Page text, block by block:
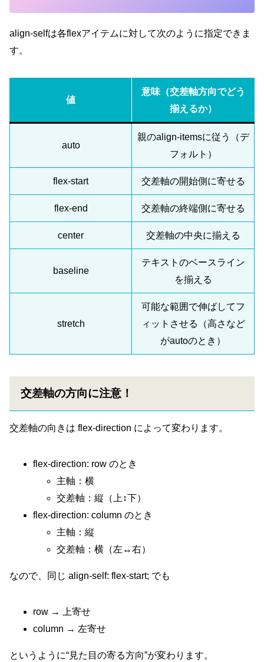
align-selfは各flexアイテムに対して次のように指定できま
す。
値
意味（交差軸方向でどう
揃えるか）
auto
親のalign-itemsに従う（デ
フォルト）
flex-start 交差軸の開始側に寄せる
flex-end 交差軸の終端側に寄せる
center 交差軸の中央に揃える
baseline
テキストのベースライン
を揃える
stretch
可能な範囲で伸ばしてフ
ィットさせる（高さなど
がautoのとき）
交差軸の方向に注意！
交差軸の向きは flex-direction によって変わります。
flex-direction: row のとき
主軸：横
交差軸：縦（上↕下）
flex-direction: column のとき
主軸：縦
交差軸：横（左↔右）
なので、同じ align-self: flex-start; でも
row → 上寄せ
column → 左寄せ
というように“見た目の寄る方向”が変わります。